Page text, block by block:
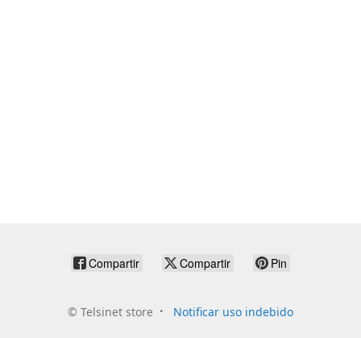
Compartir Compartir Pin
© Telsinet store Notificar uso indebido